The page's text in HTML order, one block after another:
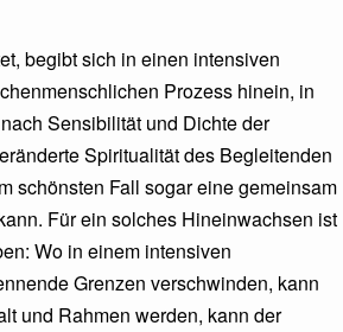
begibt sich in einen intensiven
Prozess hinein, in
Sensibilität und Dichte der
Spiritualität des Begleitenden
schönsten Fall sogar eine gemeinsam
Für ein solches Hineinwachsen ist
Wo in einem intensiven
Grenzen verschwinden, kann
und Rahmen werden, kann der